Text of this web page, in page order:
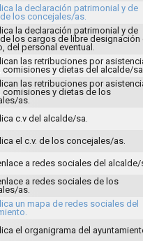
la declaración patrimonial y de
los concejales/as.
la declaración patrimonial y de
los cargos de libre designación
del personal eventual.
las retribuciones por
comisiones y dietas del alcalde/
las retribuciones por
comisiones y dietas de los
as.
c.v del alcalde/sa.
el c.v. de los concejales/as.
a redes sociales del alcalde/
a redes sociales de los
as.
un mapa de redes sociales del
el organigrama del